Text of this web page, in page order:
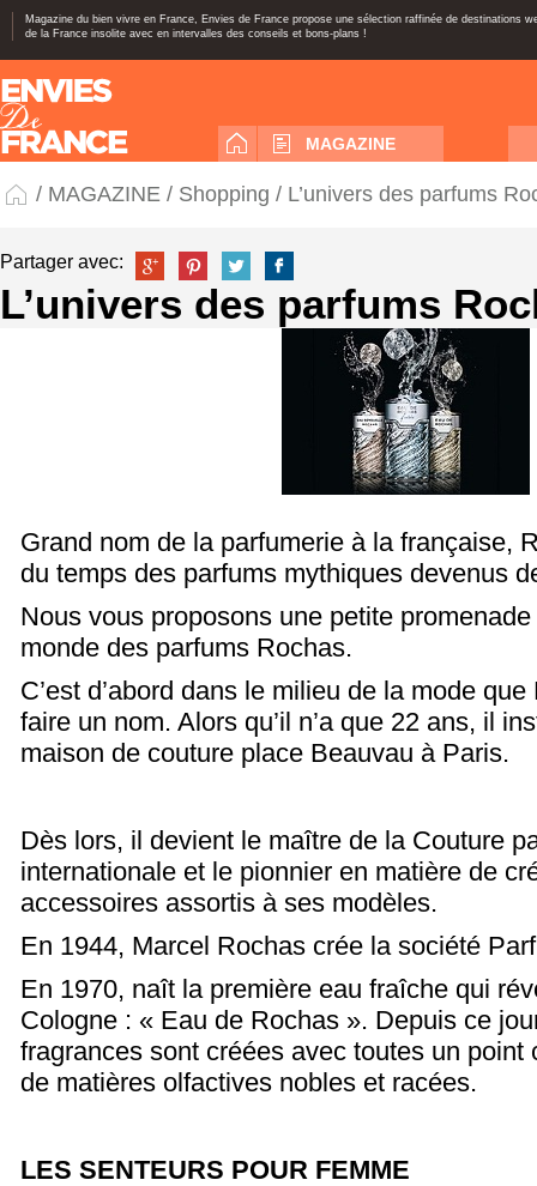
Magazine du bien vivre en France, Envies de France propose une sélection raffinée de destinations
de la France insolite avec en intervalles des conseils et bons-plans !
MAGAZINE
/ MAGAZINE / Shopping / L’univers des parfums
Partager avec:
L’univers des parfums
Grand nom de la parfumerie à la française,
du temps des parfums mythiques devenus
Nous vous proposons une petite
monde des parfums Rochas.
C’est d’abord dans le milieu de la mode
faire un nom. Alors qu’il n’a que 22 ans, il
maison de couture place Beauvau à Paris.
Dès lors, il devient le maître de la Couture
internationale et le pionnier en matière de
accessoires assortis à ses modèles.
En 1944, Marcel Rochas crée la société
En 1970, naît la première eau fraîche qui
Cologne : « Eau de Rochas ». Depuis ce
fragrances sont créées avec toutes un point
de matières olfactives nobles et racées.
LES SENTEURS POUR FEMME